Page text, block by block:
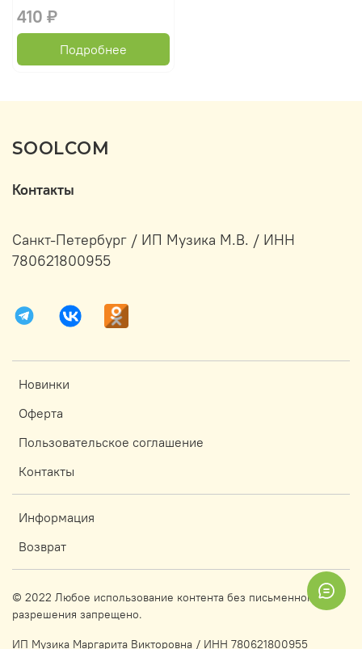
410 ₽
Подробнее
SOOLCOM
Новинки
Оферта
Пользовательское соглашение
Контакты
Информация
Возврат
Контакты
Санкт-Петербург / ИП Музика М.В. / ИНН
780621800955
© 2022 Любое использование контента без письменного
разрешения запрещено.
ИП Музика Маргарита Викторовна / ИНН 780621800955